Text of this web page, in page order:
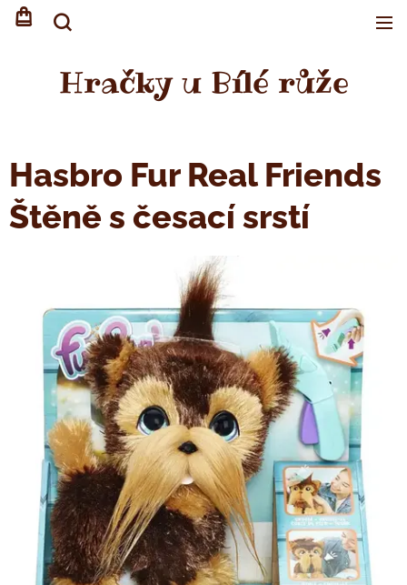
Hračky u Bílé růže
Hasbro Fur Real Friends
Štěně s česací srstí